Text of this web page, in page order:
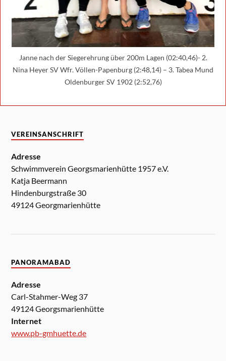
Janne nach der Siegerehrung über 200m Lagen (02:40,46)- 2.
Nina Heyer SV Wfr. Völlen-Papenburg (2:48,14) – 3. Tabea Mund
Oldenburger SV 1902 (2:52,76)
VEREINSANSCHRIFT
Adresse
Schwimmverein Georgsmarienhütte 1957 e.V.
Katja Beermann
Hindenburgstraße 30
49124 Georgmarienhütte
PANORAMABAD
Adresse
Carl-Stahmer-Weg 37
49124 Georgsmarienhütte
Internet
www.pb-gmhuette.de